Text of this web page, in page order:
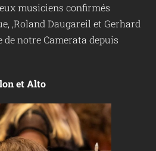
musiciens confirmés
,Roland Daugareil et Gerhard
notre Camerata depuis
et Alto